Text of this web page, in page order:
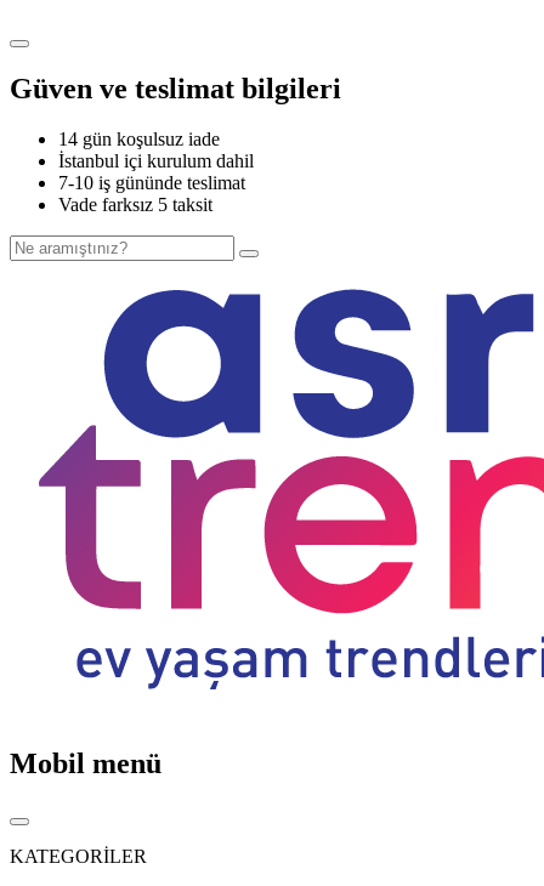
Güven ve teslimat bilgileri
14 gün koşulsuz iade
İstanbul içi kurulum dahil
7-10 iş gününde teslimat
Vade farksız 5 taksit
Mobil menü
KATEGORİLER